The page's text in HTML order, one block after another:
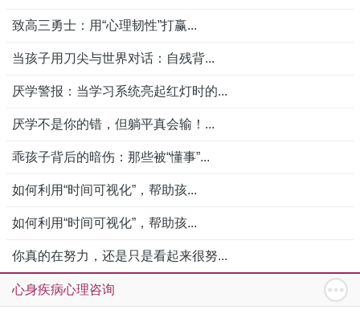
致高三勇士：用“心理韧性”打赢...
当孩子用刀尖与世界对话：自残背...
厌学警报：当学习系统亮起红灯时的...
厌学不是你的错，但躺平真会输！...
乖孩子背后的暗伤：那些被“懂事”...
如何利用“时间可视化”，帮助孩...
如何利用“时间可视化”，帮助孩...
你真的在努力，还是只是看起来很努...
心身疾病心理咨询